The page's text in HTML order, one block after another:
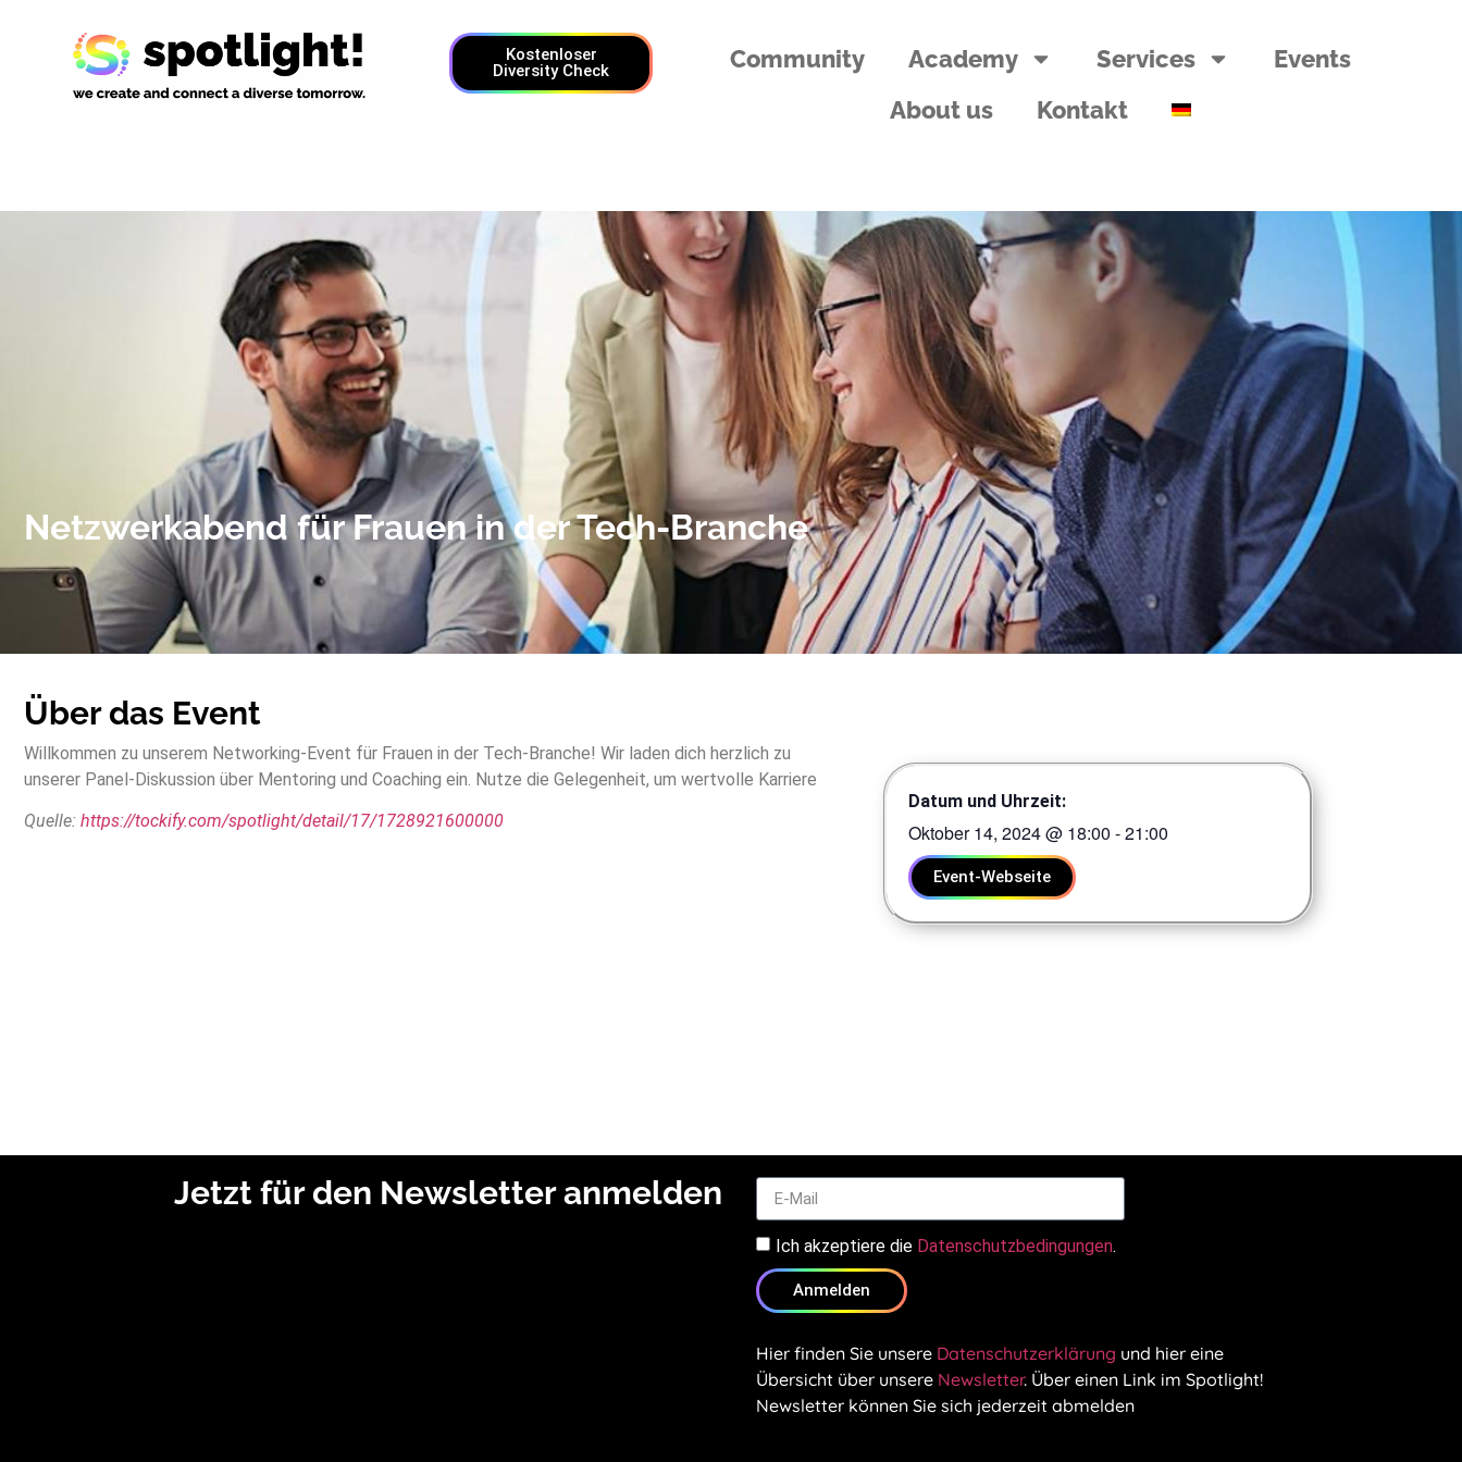
Kostenloser
Diversity Check
Community Academy Services
Events
About us
Kontakt
Netzwerkabend für Frauen in der Tech-Branche
Über das Event
Willkommen zu unserem Networking-Event für Frauen in der Tech-Branche! Wir laden dich herzlich zu
unserer Panel-Diskussion über Mentoring und Coaching ein. Nutze die Gelegenheit, um wertvolle Karriere
Quelle: https://tockify.com/spotlight/detail/17/1728921600000
Datum und Uhrzeit:
Oktober 14, 2024@ 18:00 -21:00
Event-Webseite
Jetzt für den Newsletter anmelden
Ich akzeptiere die Datenschutzbedingungen.
Anmelden
Hier finden Sie unsere Datenschutzerklärung und hier eine
Übersicht über unsere Newsletter. Über einen Link im Spotlight!
Newsletter können Sie sich jederzeit abmelden